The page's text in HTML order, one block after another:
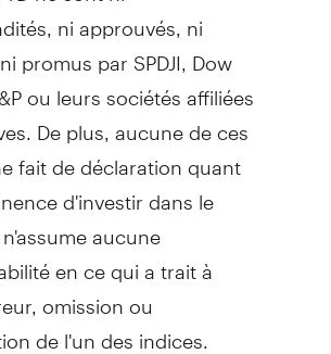
ni approuvés, ni
promus par SPDJI, Dow
ou leurs sociétés affiliées
De plus, aucune de ces
fait de déclaration quant
d'investir dans le
aucune
en ce qui a trait à
omission ou
de l'un des indices.